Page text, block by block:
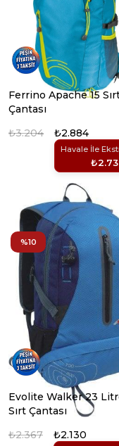
Ferrino Apache 15 Sırt
Çantası
₺2.884
Havale İle
₺3.204
Evolite Walker 23
Sırt Çantası
₺2.130
₺2.367
%10